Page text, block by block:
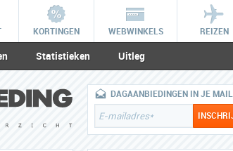
KORTINGEN WEBWINKELS REIZEN
Statistieken Uitleg
DAGAANBIEDINGEN IN JE